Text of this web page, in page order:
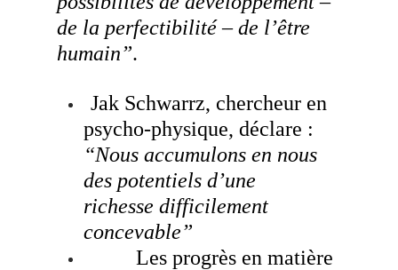
de la perfectibilité – de l’être
humain”.
Jak Schwarrz, chercheur en
psycho-physique, déclare :
“Nous accumulons en nous
des potentiels d’une
richesse difficilement
concevable”
Les progrès en matière